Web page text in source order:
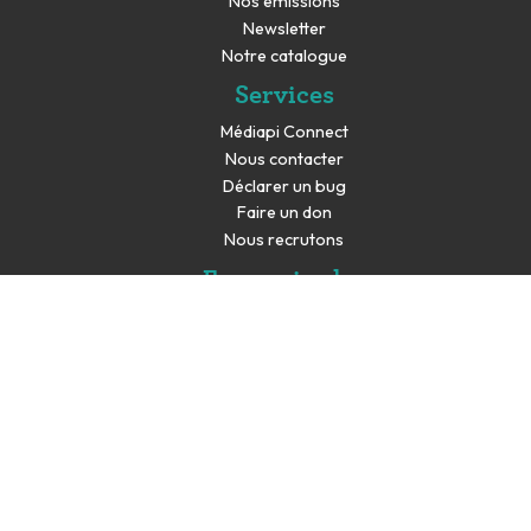
Newsletter
Notre catalogue
Services
Médiapi Connect
Nous contacter
Déclarer un bug
Faire un don
Nous recrutons
En savoir plus